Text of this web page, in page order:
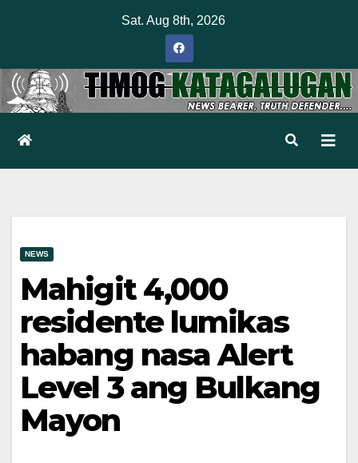
Sat. Aug 8th, 2026
NEWS
Mahigit 4,000
residente lumikas
habang nasa Alert
Level 3 ang Bulkang
Mayon